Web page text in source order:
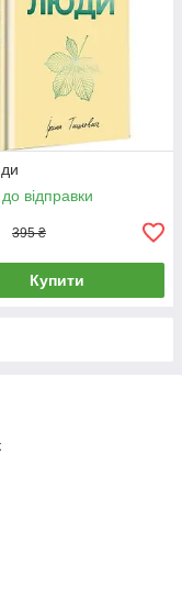
відправки
395 ₴
Купити